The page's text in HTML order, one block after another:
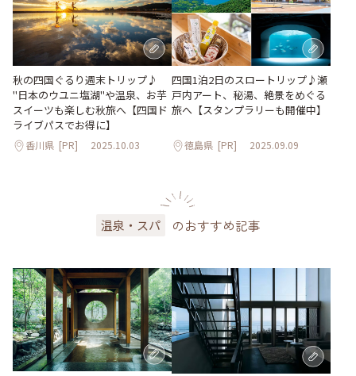
秋の四国ぐるり週末トリップ♪
"日本のウユニ塩湖"や温泉、お芋
スイーツも楽しむ秋旅へ【四国ド
ライブパスでお得に】
香川県 [PR] 2025.10.03
四国1泊2日のスロートリップ♪瀬
戸内アート、秘湯、絶景をめぐる
旅へ【スタンプラリーも開催中】
徳島県 [PR] 2025.09.09
温泉・スパ のおすすめ記事